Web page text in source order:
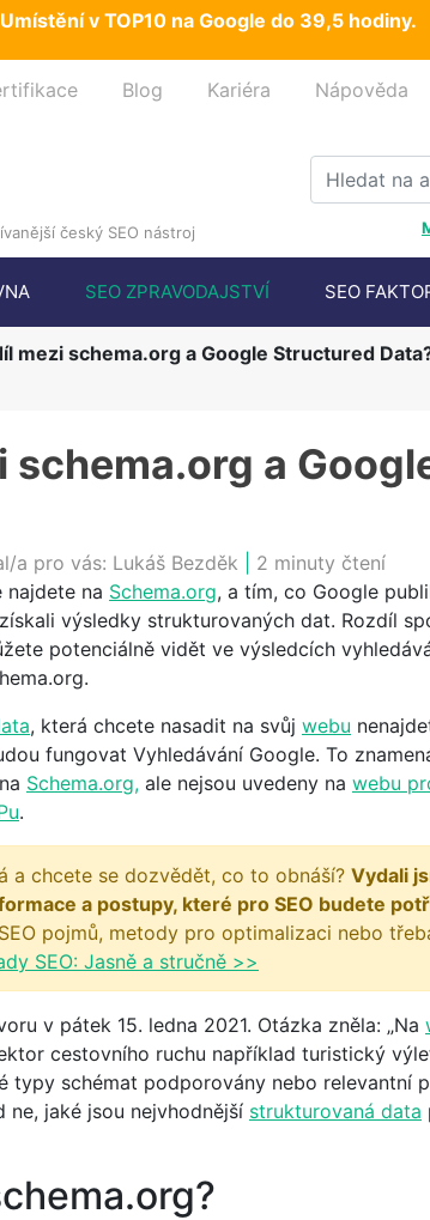
v TOP10 na Google do 39,5 hodiny.
Blog Kariéra Nápověda
český SEO nástroj
SEO ZPRAVODAJSTVÍ SEO
mezi schema.org a Google Structured
a
a pro vás: Lukáš Bezděk
2 minuty čtení
na Schema.org, a tím, co Google
výsledky strukturovaných dat. Rozdíl
potenciálně vidět ve výsledcích
, která chcete nasadit na svůj webu
fungovat Vyhledávání Google. To
Schema.org, ale nejsou uvedeny na webu
.
a chcete se dozvědět, co to obnáší? Vydali
a postupy, které pro SEO budete
pojmů, metody pro optimalizaci nebo
SEO: Jasně a stručně >>
v pátek 15. ledna 2021. Otázka zněla: „Na
cestovního ruchu například turistický
typy schémat podporovány nebo relevantní
ne, jaké jsou nejvhodnější strukturovaná data